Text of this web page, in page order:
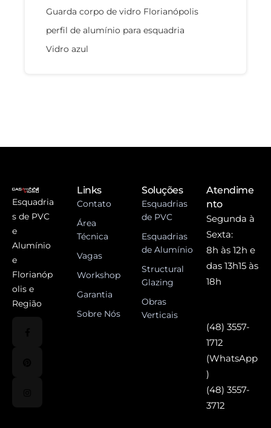
Guarda corpo de vidro Florianópolis
perfil de alumínio para esquadria
Vidro azul
Esquadria
s de PVC
e
Alumínio
e
Florianóp
olis e
Região
Links
Contato
Área
Técnica
Vagas
Workshop
Garantia
Sobre Nós
Soluções
Esquadrias
de PVC
Esquadrias
de Alumínio
Structural
Glazing
Obras
Verticais
Atendime
nto
Segunda à
Sexta:
8h às 12h e
das 13h15 às
18h
(48) 3557-
1712
(WhatsApp
)
(48) 3557-
3712